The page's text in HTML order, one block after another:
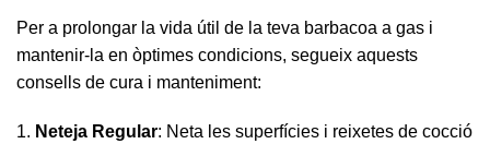
Per a prolongar la vida útil de la teva barbacoa a gas i
mantenir-la en òptimes condicions, segueix aquests
consells de cura i manteniment:
Neteja Regular: Neta les superfícies i reixetes de cocció